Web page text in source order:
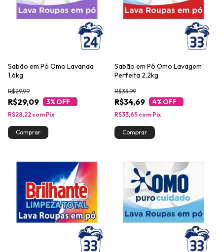
Sabão em Pó Omo Lavanda
1,6kg
R$29,09
R$29,99
3% OFF
R$28,22 com Pix
Sabão em Pó Omo Lavagem
Perfeita 2,2kg
R$34,69
R$35,99
4% OFF
R$33,65 com Pix